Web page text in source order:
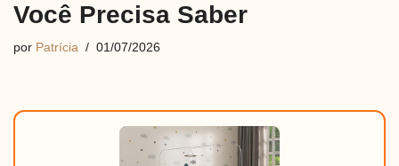
Você Precisa Saber
por Patrícia 01/07/2026